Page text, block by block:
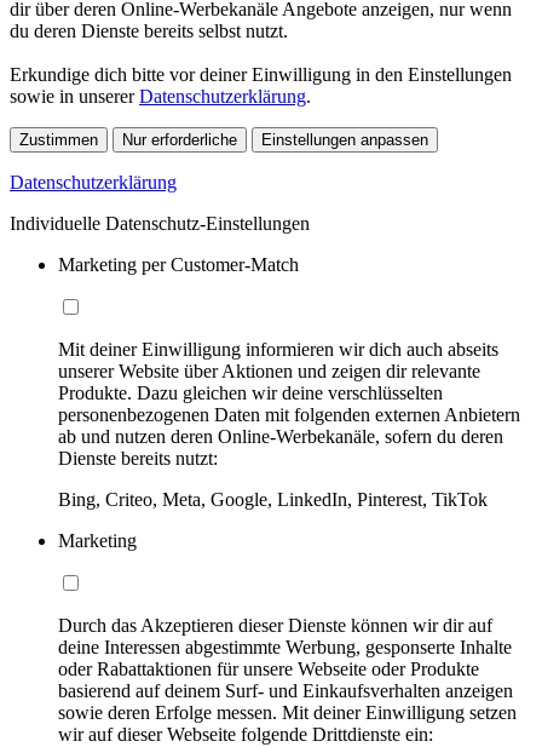
dir über deren Online-Werbekanäle Angebote anzeigen, nur wenn
du deren Dienste bereits selbst nutzt.
Erkundige dich bitte vor deiner Einwilligung in den Einstellungen
sowie in unsererDatenschutzerklärung.
Zustimmen Nur erforderliche Einstellungen anpassen
Datenschutzerklärung
Individuelle Datenschutz-Einstellungen
Marketing per Customer-Match
Mit deiner Einwilligung informieren wir dich auch abseits
unserer Website über Aktionen und zeigen dir relevante
Produkte. Dazu gleichen wir deine verschlüsselten
personenbezogenen Daten mit folgenden externen Anbietern
ab und nutzen deren Online-Werbekanäle, sofern du deren
Dienste bereits nutzt:
Bing, Criteo, Meta, Google, LinkedIn, Pinterest, TikTok
Marketing
Durch das Akzeptieren dieser Dienste können wir dir auf
deine Interessen abgestimmte Werbung, gesponserte Inhalte
oder Rabattaktionen für unsere Webseite oder Produkte
basierend auf deinem Surf- und Einkaufsverhalten anzeigen
sowie deren Erfolge messen. Mit deiner Einwilligung setzen
wir auf dieser Webseite folgende Drittdienste ein: